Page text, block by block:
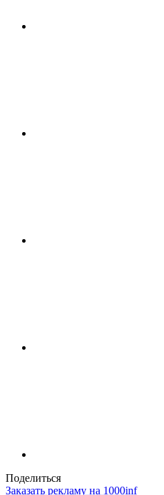
Поделиться
Заказать рекламу на 1000inf